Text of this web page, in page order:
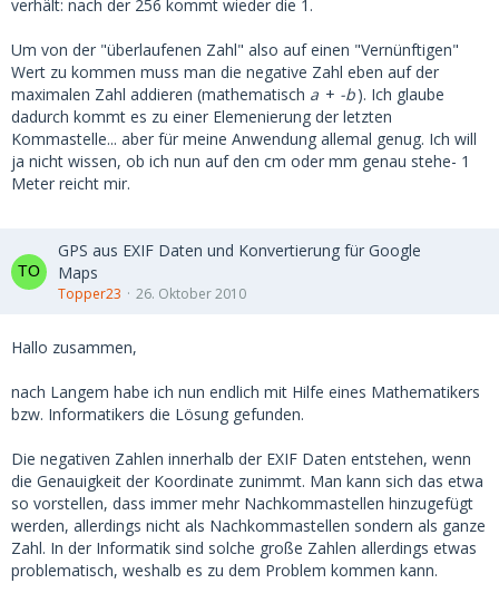
verhält: nach der 256 kommt wieder die 1.
Um von der "überlaufenen Zahl" also auf einen "Vernünftigen"
Wert zu kommen muss man die negative Zahl eben auf der
maximalen Zahl addieren (mathematisch a + -b). Ich glaube
dadurch kommt es zu einer Elemenierung der letzten
Kommastelle... aber für meine Anwendung allemal genug. Ich will
ja nicht wissen, ob ich nun auf den cm oder mm genau stehe- 1
Meter reicht mir.
GPS aus EXIF Daten und Konvertierung für Google
Maps
Topper23 26. Oktober 2010
Hallo zusammen,
nach Langem habe ich nun endlich mit Hilfe eines Mathematikers
bzw. Informatikers die Lösung gefunden.
Die negativen Zahlen innerhalb der EXIF Daten entstehen, wenn
die Genauigkeit der Koordinate zunimmt. Man kann sich das etwa
so vorstellen, dass immer mehr Nachkommastellen hinzugefügt
werden, allerdings nicht als Nachkommastellen sondern als ganze
Zahl. In der Informatik sind solche große Zahlen allerdings etwas
problematisch, weshalb es zu dem Problem kommen kann.